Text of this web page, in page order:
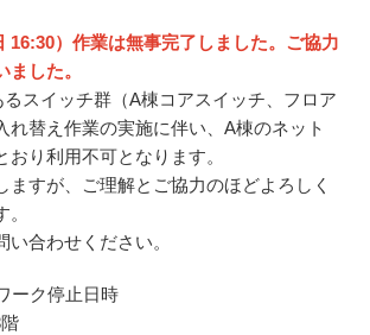
16:30）作業は無事完了しました。ご協力
した。
スイッチ群（A棟コアスイッチ、フロア
れ替え作業の実施に伴い、A棟のネット
おり利用不可となります。
ますが、ご理解とご協力のほどよろしく
い合わせください。
ーク停止日時